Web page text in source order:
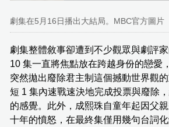
劇集在5月16日播出大結局。MBC官方圖片
劇集整體敘事卻遭到不少觀眾與劇評
10 集一直將焦點放在跨越身份的戀愛
突然拋出廢除君主制這個撼動世界觀
短 1 集內速戰速決地完成投票與廢除
的感覺。此外，成熙珠自童年起因父
十年的憤怒，在最終集僅用幾句台詞